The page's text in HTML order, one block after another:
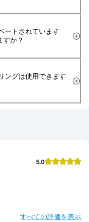
ートされています
すか？
ングは使用できます
5.0
すべての評価を表示